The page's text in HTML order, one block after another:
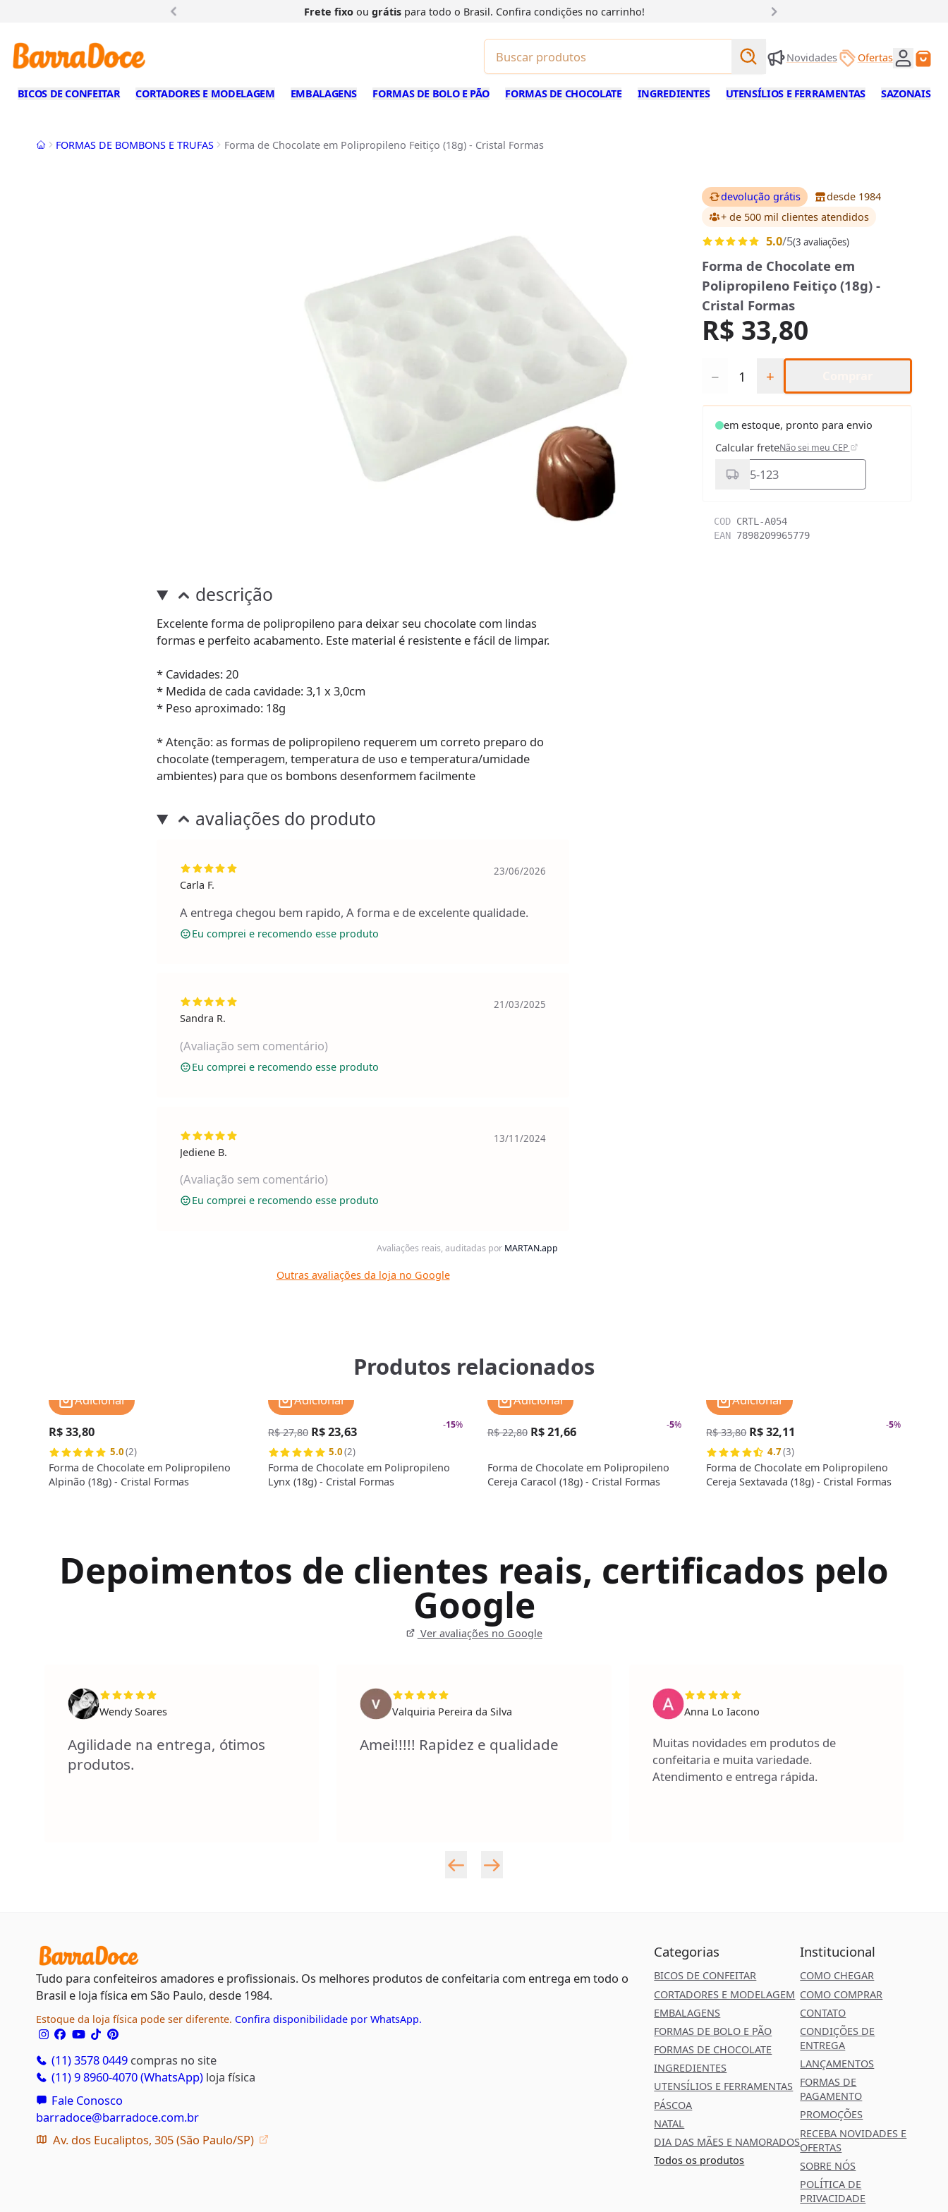
Frete fixoou grátispara todo o Brasil. Confira condições no carrinho!
Buscar produtos
Buscar
Novidades Ofertas
BICOS DE CONFEITAR CORTADORES E MODELAGEM EMBALAGENS FORMAS DE BOLO E PÃO FORMAS DE CHOCOLATE INGREDIENTES UTENSÍLIOS E FERRAMENTAS SAZONAIS
InícioFORMAS DE BOMBONS E TRUFAS Forma de Chocolate em Polipropileno Feitiço (18g) - Cristal Formas
devolução grátis
desde 1984
+ de 500 mil clientes atendidos
5.0/5(3 avaliações)
Forma de Chocolate em
Polipropileno Feitiço (18g) -
Cristal Formas
R$ 33,80
− +
em estoque, pronto para envio
Calcular freteNão sei meu CEP
COD CRTL-A054
EAN 7898209965779
descrição
Excelente forma de polipropileno para deixar seu chocolate com lindas
formas e perfeito acabamento. Este material é resistente e fácil de limpar.
* Cavidades: 20
* Medida de cada cavidade: 3,1 x 3,0cm
* Peso aproximado: 18g
* Atenção: as formas de polipropileno requerem um correto preparo do
chocolate (temperagem, temperatura de uso e temperatura/umidade
ambientes) para que os bombons desenformem facilmente
avaliações do produto
Carla F.
23/06/2026
A entrega chegou bem rapido, A forma e de excelente qualidade.
Eu comprei e recomendo esse produto
Sandra R.
21/03/2025
(Avaliação sem comentário)
Eu comprei e recomendo esse produto
Jediene B.
13/11/2024
(Avaliação sem comentário)
Eu comprei e recomendo esse produto
Avaliações reais, auditadas por MARTAN.app
Outras avaliações da loja no Google
Produtos relacionados
R$ 33,80
5.0(2)
Forma de Chocolate em Polipropileno
Alpinão (18g) - Cristal Formas
Adicionar
-15%
R$ 27,80 R$ 23,63
5.0(2)
Forma de Chocolate em Polipropileno
Lynx (18g) - Cristal Formas
Adicionar
-5%
R$ 22,80 R$ 21,66
Forma de Chocolate em Polipropileno
Cereja Caracol (18g) - Cristal Formas
Adicionar
-5%
R$ 33,80 R$ 32,11
4.7(3)
Forma de Chocolate em Polipropileno
Cereja Sextavada (18g) - Cristal Formas
Adicionar
Depoimentos de clientes reais, certificados pelo
Google
Ver avaliações no Google
Wendy Soares
Agilidade na entrega, ótimos
produtos.
Valquiria Pereira da Silva
Amei!!!!! Rapidez e qualidade
Anna Lo Iacono
Muitas novidades em produtos de
confeitaria e muita variedade.
Atendimento e entrega rápida.
Tudo para confeiteiros amadores e profissionais. Os melhores produtos de confeitaria com entrega em todo o
Brasil e loja física em São Paulo, desde 1984.
Estoque da loja física pode ser diferente. Confira disponibilidade por WhatsApp.
(11) 3578 0449 compras no site
(11) 9 8960-4070 (WhatsApp) loja física
Fale Conosco
barradoce@barradoce.com.br
Av. dos Eucaliptos, 305 (São Paulo/SP)
Categorias
BICOS DE CONFEITAR
CORTADORES E MODELAGEM
EMBALAGENS
FORMAS DE BOLO E PÃO
FORMAS DE CHOCOLATE
INGREDIENTES
UTENSÍLIOS E FERRAMENTAS
PÁSCOA
NATAL
DIA DAS MÃES E NAMORADOS
Todos os produtos
Institucional
COMO CHEGAR
COMO COMPRAR
CONTATO
CONDIÇÕES DE
ENTREGA
LANÇAMENTOS
FORMAS DE
PAGAMENTO
PROMOÇÕES
RECEBA NOVIDADES E
OFERTAS
SOBRE NÓS
POLÍTICA DE
PRIVACIDADE